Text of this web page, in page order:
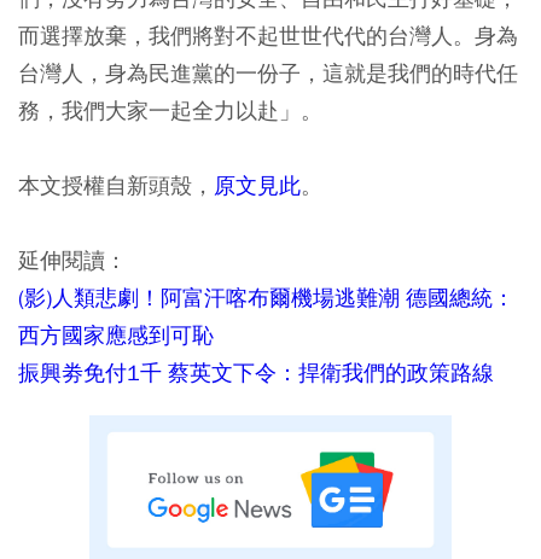
而選擇放棄，我們將對不起世世代代的台灣人。身為
台灣人，身為民進黨的一份子，這就是我們的時代任
務，我們大家一起全力以赴」。
本文授權自新頭殼， 原文見此。
延伸閱讀：
(影)人類悲劇！阿富汗喀布爾機場逃難潮 德國總統：
西方國家應感到可恥
振興劵免付1千 蔡英文下令：捍衛我們的政策路線